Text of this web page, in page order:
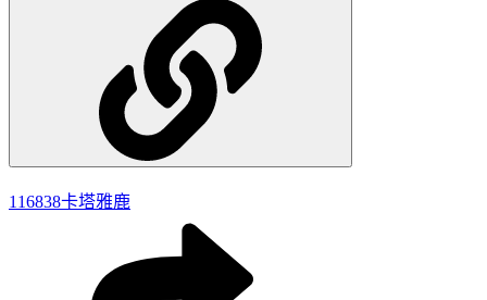
116838卡塔雅鹿